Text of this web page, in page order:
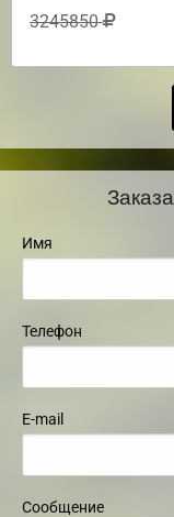
3245850
Имя
Телефон
E-mail
Сообщение